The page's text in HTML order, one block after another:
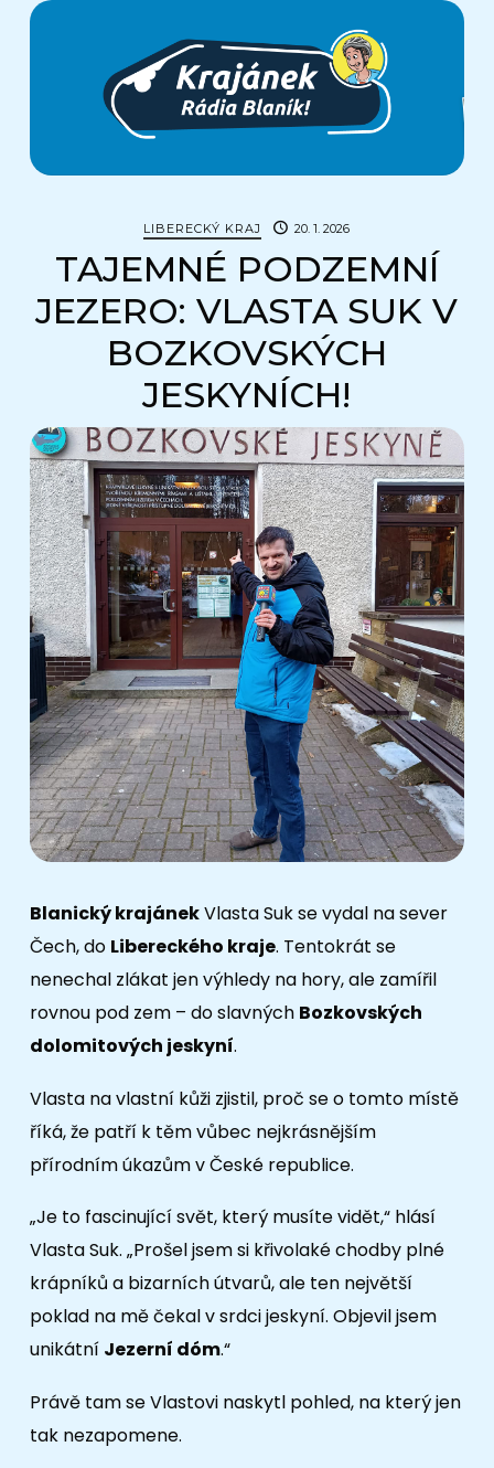
Krajánek
Rádia
LIBERECKÝ KRAJ 20. 1. 2026
TAJEMNÉ PODZEMNÍ
JEZERO: VLASTA SUK V
BOZKOVSKÝCH
JESKYNÍCH!
Blanický krajánekVlasta Suk se vydal na sever
Čech, do Libereckého kraje. Tentokrát se
nenechal zlákat jen výhledy na hory, ale zamířil
rovnou pod zem – do slavných Bozkovských
dolomitových jeskyní.
Vlasta na vlastní kůži zjistil, proč se o tomto místě
říká, že patří k těm vůbec nejkrásnějším
přírodním úkazům v České republice.
„Je to fascinující svět, který musíte vidět,“ hlásí
Vlasta Suk. „Prošel jsem si křivolaké chodby plné
krápníků a bizarních útvarů, ale ten největší
poklad na mě čekal v srdci jeskyní. Objevil jsem
unikátní Jezerní dóm.“
Právě tam se Vlastovi naskytl pohled, na který jen
tak nezapomene.